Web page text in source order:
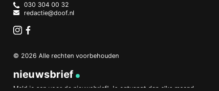
Netherlands
030 304 00 32
redactie@doof.nl
© 2026 Alle rechten voorbehouden
nieuwsbrief
Meld je aan voor de nieuwsbrief! Je ontvangt dan elke maand